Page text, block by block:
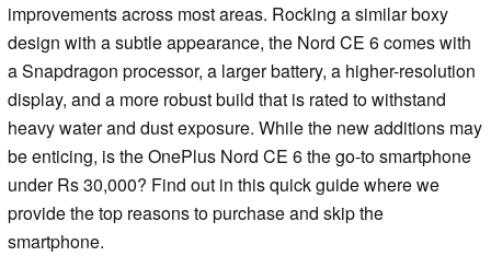
improvements across most areas. Rocking a similar boxy
design with a subtle appearance, the Nord CE 6 comes with
a Snapdragon processor, a larger battery, a higher-resolution
display, and a more robust build that is rated to withstand
heavy water and dust exposure. While the new additions may
be enticing, is the OnePlus Nord CE 6 the go-to smartphone
under Rs 30,000? Find out in this quick guide where we
provide the top reasons to purchase and skip the
smartphone.